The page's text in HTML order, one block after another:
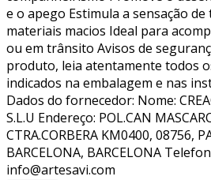
e o apego Estimula a sensação
materiais macios Ideal para
ou em trânsito Avisos de
produto, leia atentamente todos
indicados na embalagem e nas
Dados do fornecedor: Nome:
S.L.U Endereço: POL.CAN
CTRA.CORBERA KM0400, 08756,
BARCELONA, BARCELONA
info@artesavi.com